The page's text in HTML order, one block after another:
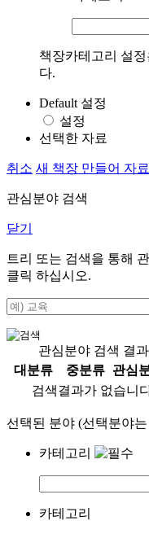
책장카테고리 설
다.
Default 설정
설정
선택한 자료
취소 새 책장 만들어 자료
관심분야 검색
닫기
트리 또는 검색을 통해
클릭 하십시오.
관심분야 검색 결과
대분류
중분류
관심
검색결과가 없습니
선택된 분야 (선택분야
카테고리
카테고리